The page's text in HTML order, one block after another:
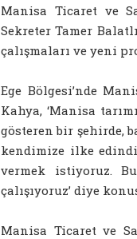
Manisa Ticaret ve
Sekreter Tamer
çalışmaları ve yeni
Ege Bölgesi’nde
Kahya, ‘Manisa
gösteren bir şehirde,
kendimize ilke
vermek istiyoruz.
çalışıyoruz’ diye
Manisa Ticaret ve